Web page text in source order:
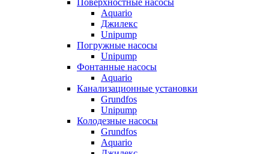
Поверхностные насосы
Aquario
Джилекс
Unipump
Погружные насосы
Unipump
Фонтанные насосы
Aquario
Канализационные установки
Grundfos
Unipump
Колодезные насосы
Grundfos
Aquario